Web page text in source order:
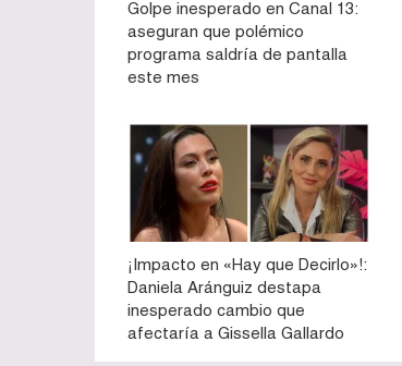
Golpe inesperado en Canal 13:
aseguran que polémico
programa saldría de pantalla
este mes
¡Impacto en «Hay que Decirlo»!:
Daniela Aránguiz destapa
inesperado cambio que
afectaría a Gissella Gallardo